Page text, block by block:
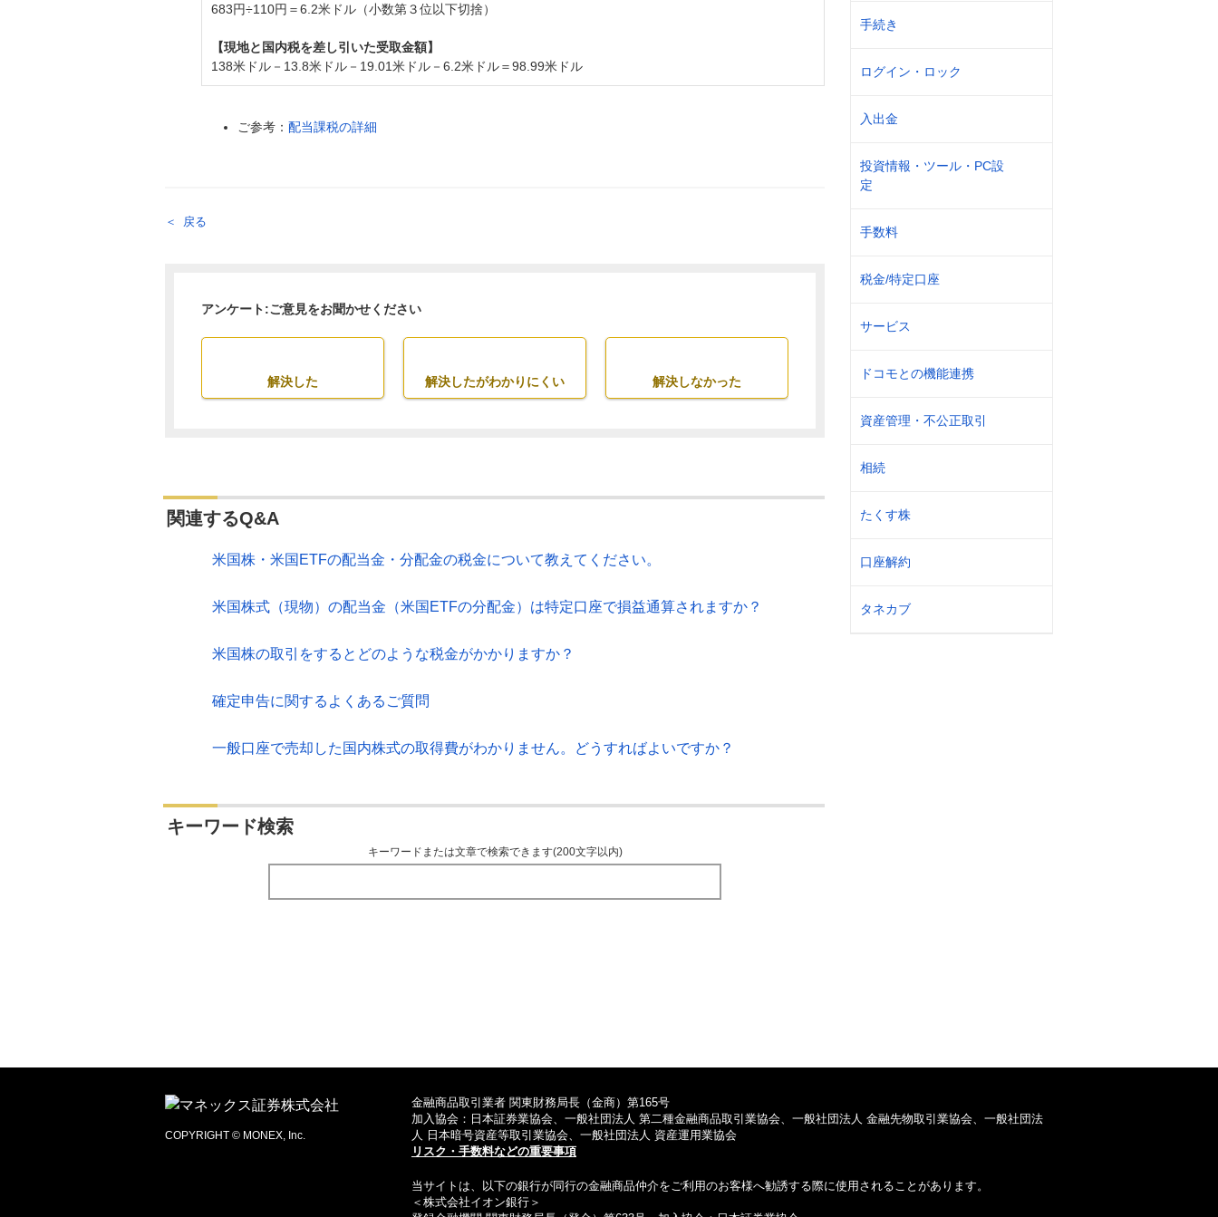
手続き
ログイン・ロック
入出金
投資情報・ツール・PC設
定
手数料
税金/特定口座
サービス
ドコモとの機能連携
資産管理・不公正取引
相続
たくす株
口座解約
タネカブ
683円÷110円＝6.2米ドル（小数第３位以下切捨）
【現地と国内税を差し引いた受取金額】
138米ドル－13.8米ドル－19.01米ドル－6.2米ドル＝98.99米ドル
ご参考：配当課税の詳細
戻る
アンケート:ご意見をお聞かせください
解決した 解決したがわかりにくい 解決しなかった
関連するQ&A
米国株・米国ETFの配当金・分配金の税金について教えてください。
米国株式（現物）の配当金（米国ETFの分配金）は特定口座で損益通算されますか？
米国株の取引をするとどのような税金がかかりますか？
確定申告に関するよくあるご質問
一般口座で売却した国内株式の取得費がわかりません。どうすればよいですか？
キーワード検索
キーワードまたは文章で検索できます(200文字以内)
COPYRIGHT © MONEX, Inc.
金融商品取引業者 関東財務局長（金商）第165号
加入協会：日本証券業協会、一般社団法人 第二種金融商品取引業協会、一般社団法人 金融先物取引業協会、一般社団法
人 日本暗号資産等取引業協会、一般社団法人 資産運用業協会
リスク・手数料などの重要事項
当サイトは、以下の銀行が同行の金融商品仲介をご利用のお客様へ勧誘する際に使用されることがあります。
＜株式会社イオン銀行＞